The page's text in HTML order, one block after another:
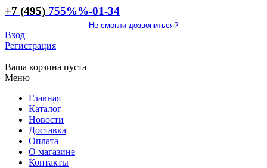
+7 (495) 755%%-01-34
Не смогли дозвониться?
Вход
Регистрация
Ваша корзина пуста
Меню
Главная
Каталог
Новости
Доставка
Оплата
О магазине
Контакты